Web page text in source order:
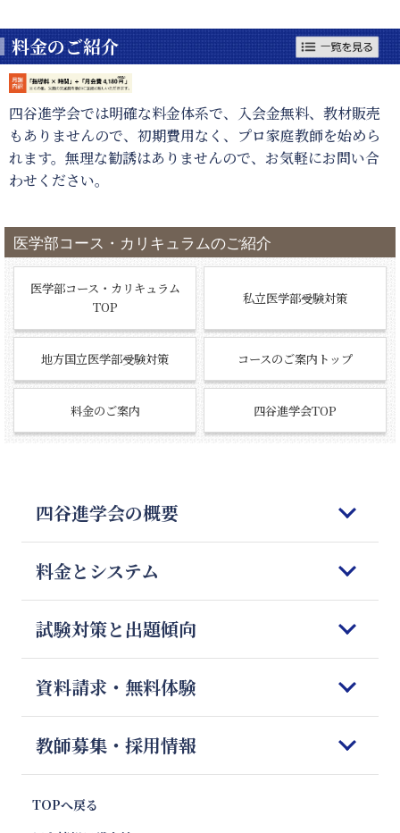
料金のご紹介
四谷進学会では明確な料金体系で、入会金無料、教材販売
もありませんので、初期費用なく、プロ家庭教師を始めら
れます。無理な勧誘はありませんので、お気軽にお問い合
わせください。
医学部コース・カリキュラムのご紹介
医学部コース・カリキュラム
TOP
私立医学部受験対策
地方国立医学部受験対策 コースのご案内トップ
料金のご案内 四谷進学会TOP
四谷進学会の概要
四谷進学会の理念
教師の質とマッチング
Q＆A
お便り紹介
プロ家庭教師のご紹介
料金とシステム
オンライン授業
授業開始までの流れ
報道・News
親向け講座 やる気エンジン
試験対策と出題傾向
模試対策
注目校インタビュー
教材情報
資料請求・無料体験
お問合せ
教師募集・採用情報
プロ家庭教師 応募フォーム
TOPへ戻る